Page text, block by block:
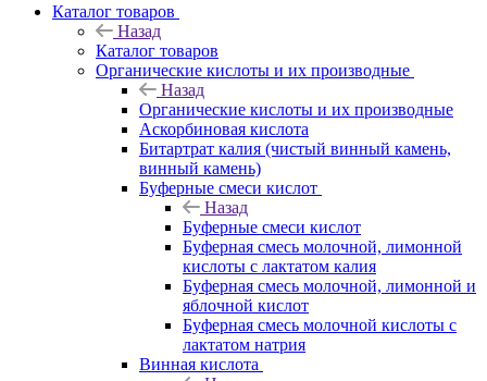
Каталог товаров
Назад
Каталог товаров
Органические кислоты и их производные
Назад
Органические кислоты и их производные
Аскорбиновая кислота
Битартрат калия (чистый винный камень,
винный камень)
Буферные смеси кислот
Назад
Буферные смеси кислот
Буферная смесь молочной, лимонной
кислоты с лактатом калия
Буферная смесь молочной, лимонной и
яблочной кислот
Буферная смесь молочной кислоты с
лактатом натрия
Винная кислота